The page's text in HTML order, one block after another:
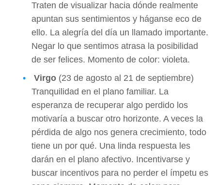
Traten de visualizar hacia dónde realmente
apuntan sus sentimientos y háganse eco de
ello. La alegría del día un llamado importante.
Negar lo que sentimos atrasa la posibilidad
de ser felices. Momento de color: violeta.
Virgo (23 de agosto al 21 de septiembre)
Tranquilidad en el plano familiar. La
esperanza de recuperar algo perdido los
motivaría a buscar otro horizonte. A veces la
pérdida de algo nos genera crecimiento, todo
tiene un por qué. Una linda respuesta les
darán en el plano afectivo. Incentivarse y
buscar incentivos para no perder el ímpetu es